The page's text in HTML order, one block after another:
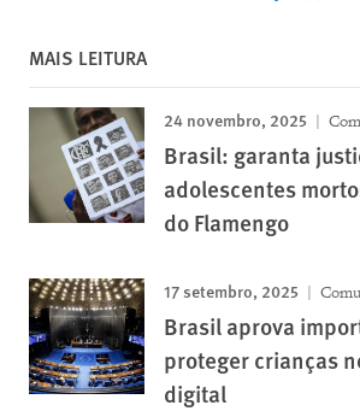
MAIS LEITURA
24 novembro, 2025
Brasil: garanta
adolescentes
do Flamengo
17 setembro, 2025
Brasil aprova
proteger crianças
digital